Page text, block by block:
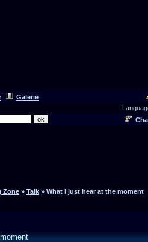
Galerie
Zone » Talk » What i just hear at the moment